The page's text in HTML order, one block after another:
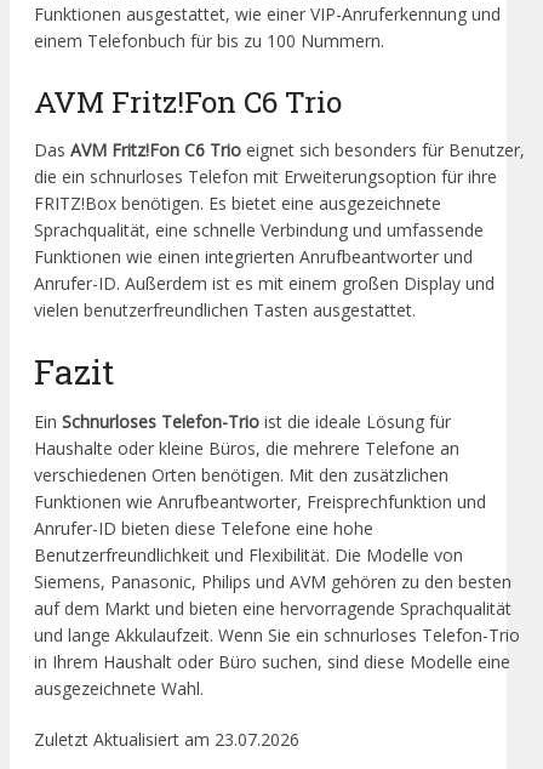
Funktionen ausgestattet, wie einer VIP-Anruferkennung und
einem Telefonbuch für bis zu 100 Nummern.
AVM Fritz!Fon C6 Trio
Das AVM Fritz!Fon C6 Trio eignet sich besonders für Benutzer,
die ein schnurloses Telefon mit Erweiterungsoption für ihre
FRITZ!Box benötigen. Es bietet eine ausgezeichnete
Sprachqualität, eine schnelle Verbindung und umfassende
Funktionen wie einen integrierten Anrufbeantworter und
Anrufer-ID. Außerdem ist es mit einem großen Display und
vielen benutzerfreundlichen Tasten ausgestattet.
Fazit
Ein Schnurloses Telefon-Trio ist die ideale Lösung für
Haushalte oder kleine Büros, die mehrere Telefone an
verschiedenen Orten benötigen. Mit den zusätzlichen
Funktionen wie Anrufbeantworter, Freisprechfunktion und
Anrufer-ID bieten diese Telefone eine hohe
Benutzerfreundlichkeit und Flexibilität. Die Modelle von
Siemens, Panasonic, Philips und AVM gehören zu den besten
auf dem Markt und bieten eine hervorragende Sprachqualität
und lange Akkulaufzeit. Wenn Sie ein schnurloses Telefon-Trio
in Ihrem Haushalt oder Büro suchen, sind diese Modelle eine
ausgezeichnete Wahl.
Zuletzt Aktualisiert am 23.07.2026